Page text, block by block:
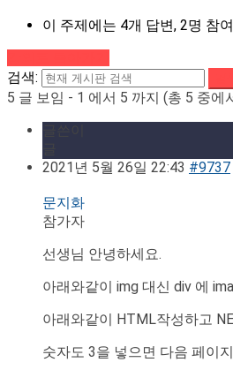
이 주제에는 4개 답변, 2명 참
검색:
5 글 보임 - 1 에서 5 까지 (총 5 중에
2021년 5월 26일 22:43 #9737
문지화
참가자
선생님 안녕하세요.
아래와같이 img 대신 div 에
아래와같이 HTML작성하고
숫자도 3을 넣으면 다음 페이